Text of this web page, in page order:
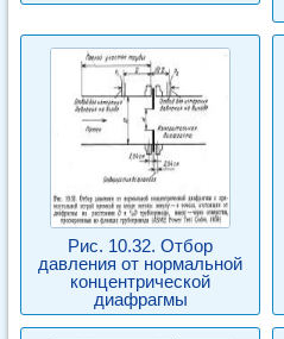
Рис. 10.32. Отбор
давления от нормальной
концентрической
диафрагмы